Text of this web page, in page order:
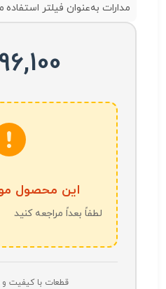
مدارات به‌عنوان فیلتر استفاده
این محصول
لطفاً بعداً مراجعه کنید
قطعات با کیفیت